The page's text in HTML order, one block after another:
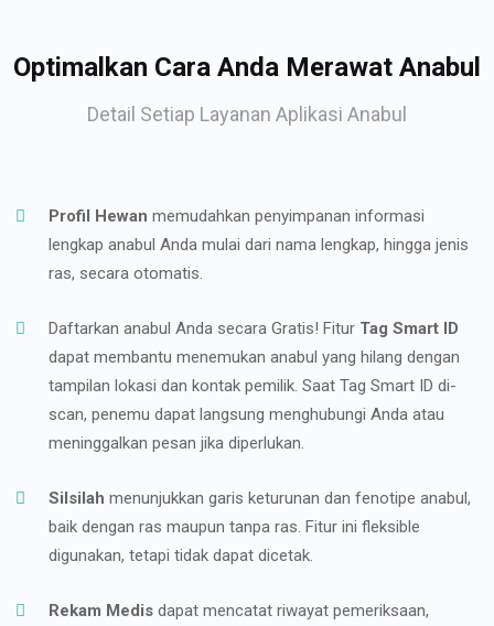
Optimalkan Cara Anda Merawat Anabul
Detail Setiap Layanan Aplikasi Anabul
Profil Hewan memudahkan penyimpanan informasi
lengkap anabul Anda mulai dari nama lengkap, hingga jenis
ras, secara otomatis.
Daftarkan anabul Anda secara Gratis! Fitur Tag Smart ID
dapat membantu menemukan anabul yang hilang dengan
tampilan lokasi dan kontak pemilik. Saat Tag Smart ID di-
scan, penemu dapat langsung menghubungi Anda atau
meninggalkan pesan jika diperlukan.
Silsilah menunjukkan garis keturunan dan fenotipe anabul,
baik dengan ras maupun tanpa ras. Fitur ini fleksible
digunakan, tetapi tidak dapat dicetak.
Rekam Medis dapat mencatat riwayat pemeriksaan,